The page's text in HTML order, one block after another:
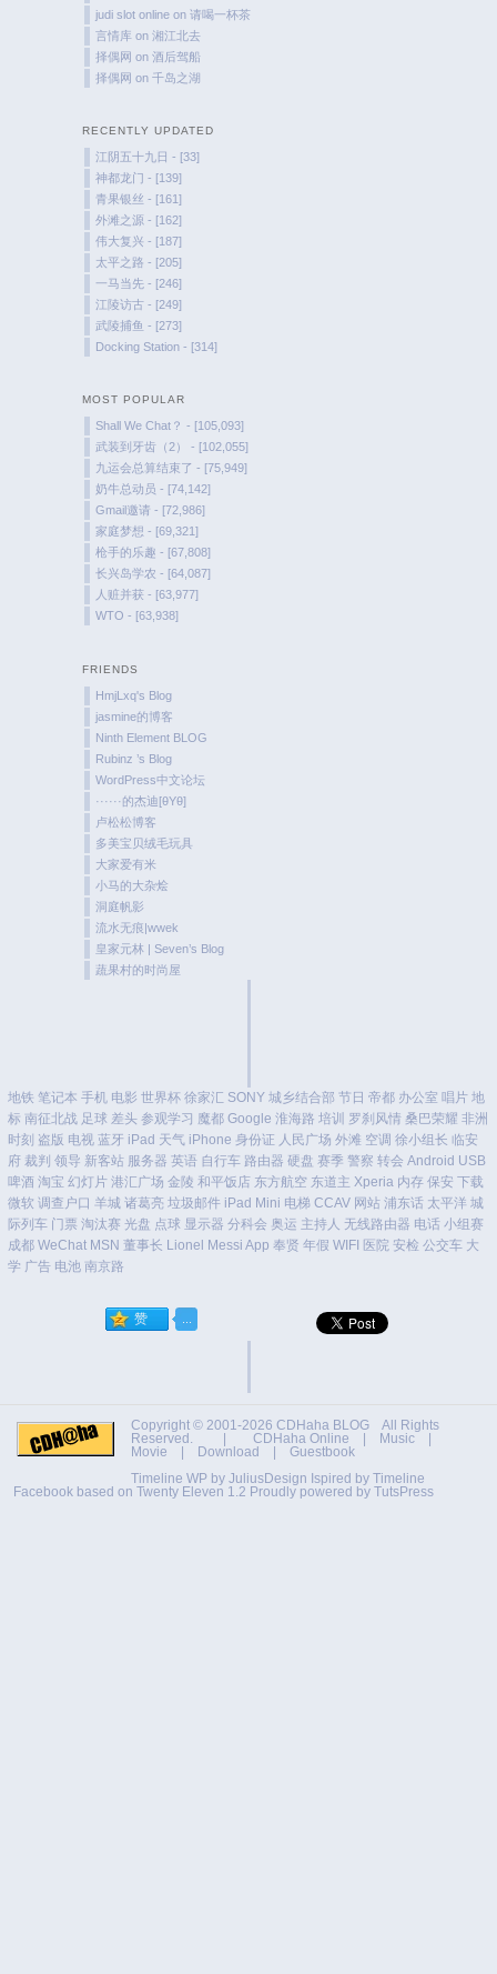
judi slot online on请喝一杯茶
言情库 on湘江北去
择偶网 on酒后驾船
择偶网 on千岛之湖
RECENTLY UPDATED
江阴五十九日 - [33]
神都龙门 - [139]
青果银丝 - [161]
外滩之源 - [162]
伟大复兴 - [187]
太平之路 - [205]
一马当先 - [246]
江陵访古 - [249]
武陵捕鱼 - [273]
Docking Station - [314]
MOST POPULAR
Shall We Chat？ - [105,093]
武装到牙齿（2） - [102,055]
九运会总算结束了 - [75,949]
奶牛总动员 - [74,142]
Gmail邀请 - [72,986]
家庭梦想 - [69,321]
枪手的乐趣 - [67,808]
长兴岛学农 - [64,087]
人赃并获 - [63,977]
WTO - [63,938]
FRIENDS
HmjLxq's Blog
jasmine的博客
Ninth Element BLOG
Rubinz ’s Blog
WordPress中文论坛
······的杰迪[θYθ]
卢松松博客
多美宝贝绒毛玩具
大家爱有米
小马的大杂烩
洞庭帆影
流水无痕|wwek
皇家元林 | Seven’s Blog
蔬果村的时尚屋
地铁 笔记本 手机 电影 世界杯 徐家汇 SONY 城乡结合部 节日 帝都 办公室 唱片 地
标 南征北战 足球 差头 参观学习 魔都 Google 淮海路 培训 罗刹风情 桑巴荣耀 非洲
时刻 盗版 电视 蓝牙 iPad 天气 iPhone 身份证 人民广场 外滩 空调 徐小组长 临安
府 裁判 领导 新客站 服务器 英语 自行车 路由器 硬盘 赛季 警察 转会 Android USB
啤酒 淘宝 幻灯片 港汇广场 金陵 和平饭店 东方航空 东道主 Xperia 内存 保安 下载
微软 调查户口 羊城 诸葛亮 垃圾邮件 iPad Mini 电梯 CCAV 网站 浦东话 太平洋 城
际列车 门票 淘汰赛 光盘 点球 显示器 分科会 奥运 主持人 无线路由器 电话 小组赛
成都 WeChat MSN 董事长 Lionel Messi App 奉贤 年假 WIFI 医院 安检 公交车 大
学 广告 电池 南京路
Copyright © 2001-2026 CDHaha BLOG All Rights
Reserved. | CDHaha Online Music
Movie
Download
Guestbook
Timeline WP by JuliusDesign Ispired by Timeline
Facebook based on Twenty Eleven 1.2 Proudly powered by TutsPress